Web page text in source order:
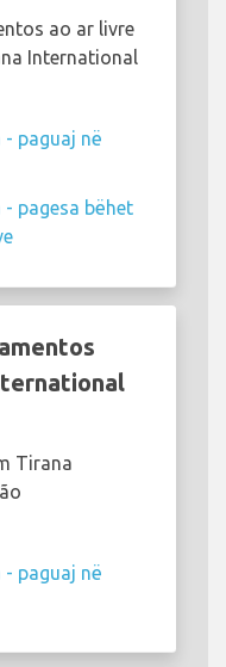
ao ar livre
International
paguaj në
pagesa bëhet
Tirana
paguaj në